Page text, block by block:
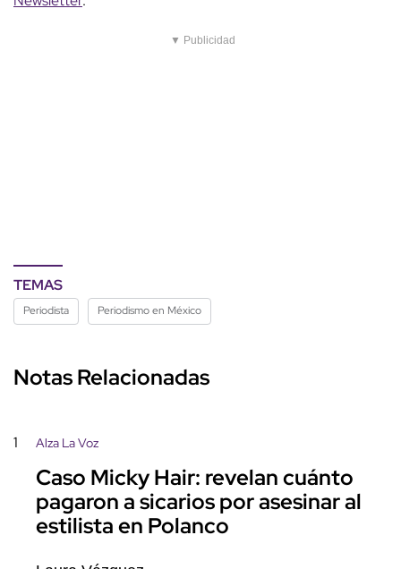
▼ Publicidad
TEMAS
Periodista Periodismo en México
Notas Relacionadas
1 Alza La Voz
Caso Micky Hair: revelan cuánto
pagaron a sicarios por asesinar al
estilista en Polanco